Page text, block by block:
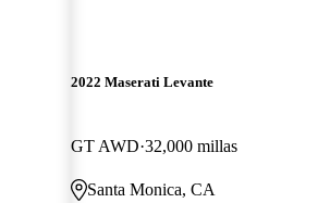
2022 Maserati Levante
GT AWD 32,000 millas
Santa Monica, CA